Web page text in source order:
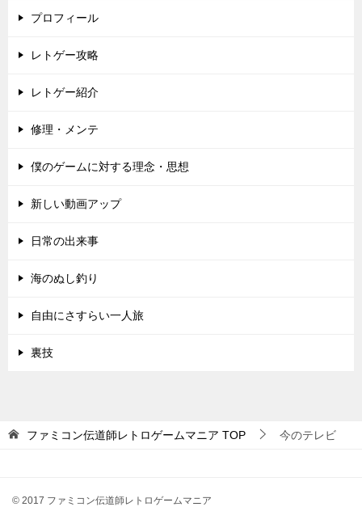
プロフィール
レトゲー攻略
レトゲー紹介
修理・メンテ
僕のゲームに対する理念・思想
新しい動画アップ
日常の出来事
海のぬし釣り
自由にさすらい一人旅
裏技
ファミコン伝道師レトロゲームマニア TOP 今のテレビ
© 2017 ファミコン伝道師レトロゲームマニア